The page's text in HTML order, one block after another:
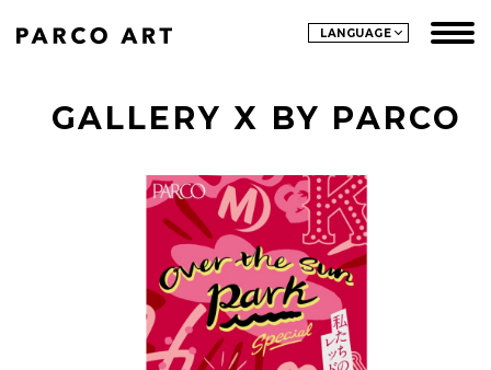
LANGUAGE
GALLERY X BY PARCO